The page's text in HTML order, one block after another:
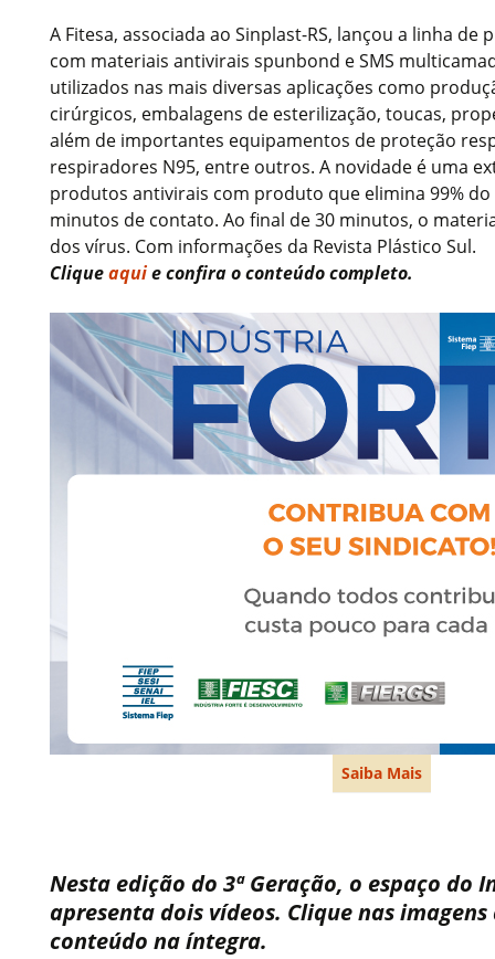
A Fitesa, associada ao Sinplast-RS, lançou a linha de
com materiais antivirais spunbond e SMS
utilizados nas mais diversas aplicações como
cirúrgicos, embalagens de esterilização, toucas,
além de importantes equipamentos de proteção
respiradores N95, entre outros. A novidade é uma
produtos antivirais com produto que elimina 99%
minutos de contato. Ao final de 30 minutos, o
dos vírus. Com informações da Revista Plástico Sul.
Cliqueaquie confira o conteúdo completo.
Saiba Mais
Nesta edição do 3ª Geração, o espaço do
apresenta dois vídeos. Clique nas imagens
conteúdo na íntegra.